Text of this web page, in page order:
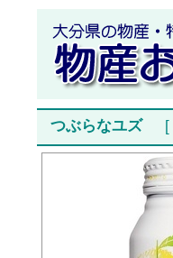
つぶらなユズ [